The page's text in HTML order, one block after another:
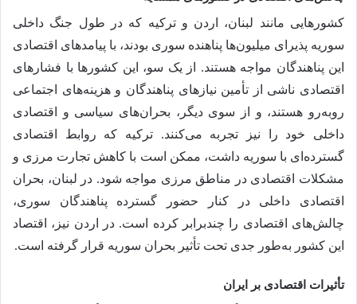
کشورهایی مانند لبنان، اردن و ترکیه که در طول جنگ داخلی
سوریه پذیرای میلیون‌ها پناهنده سوری بودند، با پیامدهای اقتصادی
این پناهندگان مواجه هستند. از یک سو، این کشورها با فشارهای
اقتصادی ناشی از تأمین نیازهای پناهندگان و هزینه‌های اجتماعی
روبه‌رو هستند، و از سوی دیگر، بحران‌های سیاسی و اقتصادی
داخلی خود را نیز تجربه می‌کنند. ترکیه که روابط اقتصادی
گسترده‌ای با سوریه داشت، ممکن است با کاهش تجارت مرزی و
مشکلات اقتصادی در مناطق مرزی مواجه شود. در لبنان، بحران
اقتصادی داخلی در کنار حضور گسترده پناهندگان سوری،
چالش‌های اقتصادی را چندبرابر کرده است. در اردن نیز، اقتصاد
این کشور به‌طور جدی تحت تأثیر بحران سوریه قرار گرفته است.
تأثیرات اقتصادی بر ایران